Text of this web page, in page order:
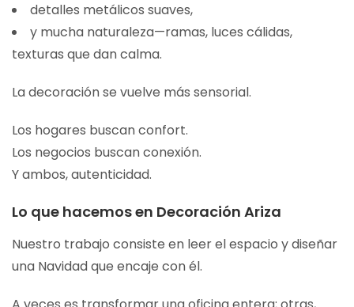
detalles metálicos suaves,
y mucha naturaleza—ramas, luces cálidas,
texturas que dan calma.
La decoración se vuelve más sensorial.
Los hogares buscan confort.
Los negocios buscan conexión.
Y ambos, autenticidad.
Lo que hacemos en Decoración Ariza
Nuestro trabajo consiste en leer el espacio y diseñar
una Navidad que encaje con él.